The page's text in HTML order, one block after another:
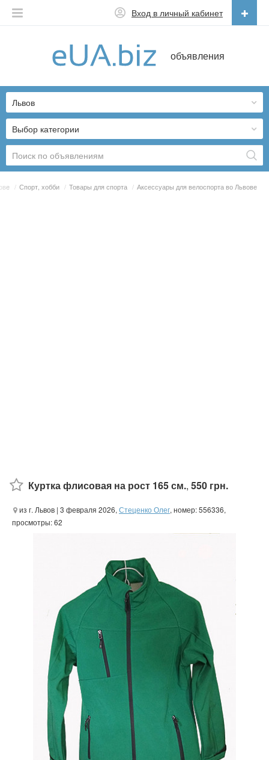
объявления
Вход в личный кабинет
Українська
Выбор категории
Львов
/ Спорт, хобби / Товары для спорта / Аксессуары для велоспорта во Львове
Куртка флисовая на рост 165 см., 550 грн.
из г. Львов | 3 февраля 2026, Стеценко Олег, номер: 556336,
просмотры: 62